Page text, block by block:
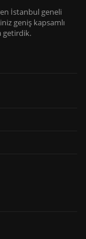
İstanbul geneli
geniş kapsamlı
getirdik.